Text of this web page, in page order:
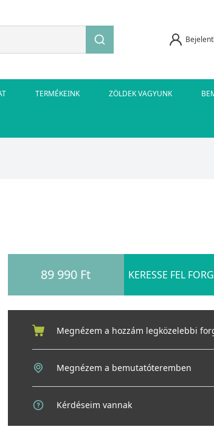
TERMÉKEINK ZÖLDEK VAGYUNK
89 990 Ft KERESSE FEL
Megnézem a hozzám legközelebbi
Megnézem a bemutatóteremben
Kérdéseim vannak